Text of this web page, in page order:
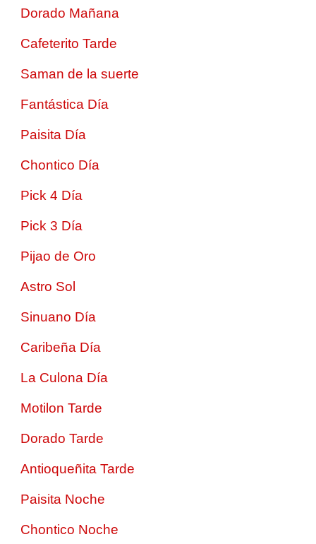
Dorado Mañana
Cafeterito Tarde
Saman de la suerte
Fantástica Día
Paisita Día
Chontico Día
Pick 4 Día
Pick 3 Día
Pijao de Oro
Astro Sol
Sinuano Día
Caribeña Día
La Culona Día
Motilon Tarde
Dorado Tarde
Antioqueñita Tarde
Paisita Noche
Chontico Noche